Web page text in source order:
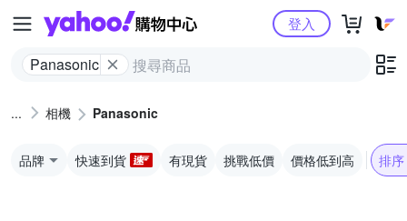
Yahoo購物中心
Panasonic
登入
相機 Panasonic
品牌 快速到貨 有現貨 挑戰低價 價格低到高 排序